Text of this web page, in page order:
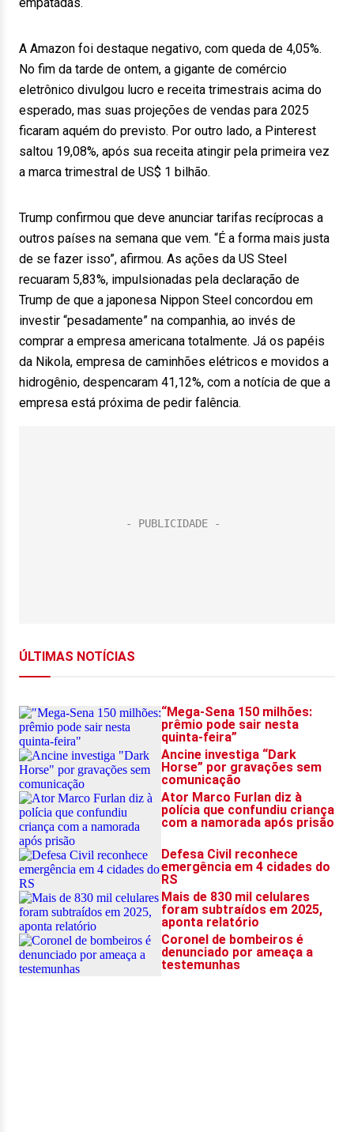
A Amazon foi destaque negativo, com queda de 4,05%.
No fim da tarde de ontem, a gigante de comércio
eletrônico divulgou lucro e receita trimestrais acima do
esperado, mas suas projeções de vendas para 2025
ficaram aquém do previsto. Por outro lado, a Pinterest
saltou 19,08%, após sua receita atingir pela primeira vez
a marca trimestral de US$ 1 bilhão.
Trump confirmou que deve anunciar tarifas recíprocas a
outros países na semana que vem. “É a forma mais justa
de se fazer isso”, afirmou. As ações da US Steel
recuaram 5,83%, impulsionadas pela declaração de
Trump de que a japonesa Nippon Steel concordou em
investir “pesadamente” na companhia, ao invés de
comprar a empresa americana totalmente. Já os papéis
da Nikola, empresa de caminhões elétricos e movidos a
hidrogênio, despencaram 41,12%, com a notícia de que a
empresa está próxima de pedir falência.